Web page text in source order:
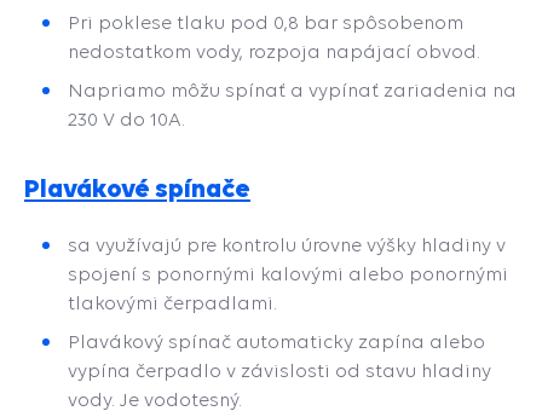
Pri poklese tlaku pod 0,8 bar spôsobenom
nedostatkom vody, rozpoja napájací obvod.
Napriamo môžu spínať a vypínať zariadenia na
230 V do 10A.
Plavákové spínače
sa využívajú pre kontrolu úrovne výšky hladiny v
spojení s ponornými kalovými alebo ponornými
tlakovými čerpadlami.
Plavákový spínač automaticky zapína alebo
vypína čerpadlo v závislosti od stavu hladiny
vody. Je vodotesný.